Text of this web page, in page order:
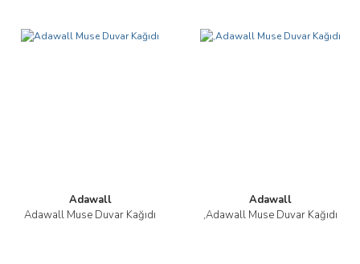
Adawall
Adawall Muse Duvar Kağıdı
Adawall
,Adawall Muse Duvar Kağıdı